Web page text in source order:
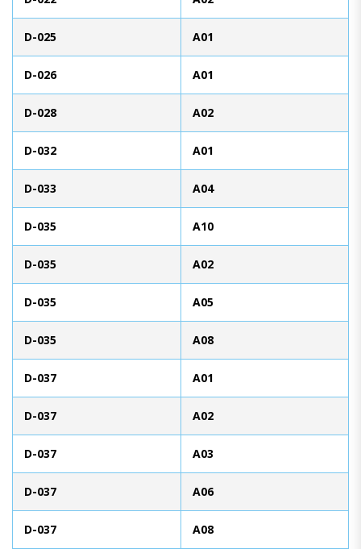
D-025 A01
D-026 A01
D-028 A02
D-032 A01
D-033 A04
D-035 A10
D-035 A02
D-035 A05
D-035 A08
D-037 A01
D-037 A02
D-037 A03
D-037 A06
D-037 A08